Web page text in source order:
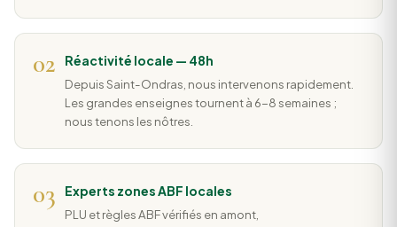
02
Réactivité locale — 48h
Depuis Saint-Ondras, nous intervenons rapidement.
Les grandes enseignes tournent à 6-8 semaines ;
nous tenons les nôtres.
03
Experts zones ABF locales
PLU et règles ABF vérifiés en amont,